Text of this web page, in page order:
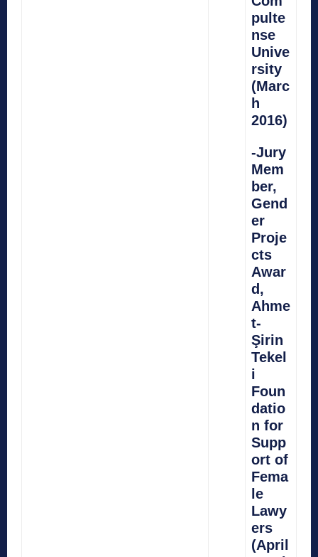
pulte
nse
Unive
rsity
(Marc
h
2016)
-Jury
Mem
ber,
Gend
er
Proje
cts
Awar
d,
Ahme
t-
Şirin
Tekel
i
Foun
datio
n for
Supp
ort of
Fema
le
Lawy
ers
(April